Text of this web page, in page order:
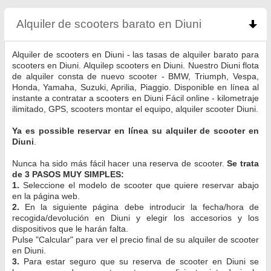
Alquiler de scooters barato en Diuni click to
Alquiler de scooters en Diuni - las tasas de alquiler barato para
scooters en Diuni. Alquilер scooters en Diuni. Nuestro Diuni flota
de alquiler consta de nuevo scooter - BMW, Triumph, Vespa,
Honda, Yamaha, Suzuki, Aprilia, Piaggio. Disponible en línea al
instante a contratar a scooters en Diuni Fácil online - kilometraje
ilimitado, GPS, scooters montar el equipo, alquiler scooter Diuni.
Ya es possible reservar en línea su alquiler de scooter en
Diuni
Nunca ha sido más fácil hacer una reserva de scooter.Se trata
de 3 PASOS MUY SIMPLES:
1. Seleccione el modelo de scooter que quiere reservar abajo
en la página web.
2. En la siguiente página debe introducir la fecha/hora de
recogida/devolución en Diuni y elegir los accesorios y los
dispositivos que le harán falta.
Pulse "Calcular" para ver el precio final de su alquiler de scooter
en Diuni.
3. Para estar seguro que su reserva de scooter en Diuni se